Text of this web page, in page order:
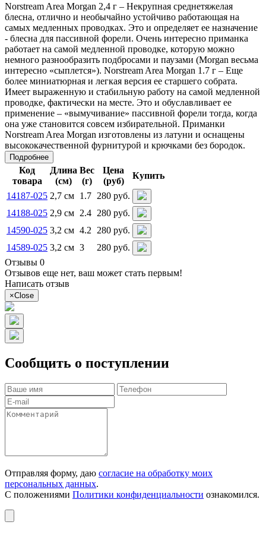
Norstream Area Morgan 2,4 г – Некрупная среднетяжелая
блесна, отлично и необычайно устойчиво работающая на
самых медленных проводках. Это и определяет ее назначение
- блесна для пассивной форели. Очень интересно приманка
работает на самой медленной проводке, которую можно
немного разнообразить подбросами и паузами (Morgan весьма
интересно «сыплется»). Norstream Area Morgan 1.7 г – Еще
более миниатюрная и легкая версия ее старшего собрата.
Имеет выраженную и стабильную работу на самой медленной
проводке, фактически на месте. Это и обуславливает ее
применение – «вымучивание» пассивной форели тогда, когда
она уже становится совсем избирательной. Приманки
Norstream Area Morgan изготовлены из латуни и оснащены
высококачественной фурнитурой и крючками без бородок.
Подробнее
Код
товара
Длина
(см)
Вес
(г)
Цена
(руб)
Купить
14187-025 2,7 см 1.7 280 руб.
14188-025 2,9 см 2.4 280 руб.
14590-025 3,2 см 4.2
280 руб.
14589-025 3,2 см 3
280 руб.
Отзывы 0
Отзывов еще нет, ваш может стать первым!
Написать отзыв
×Close
Сообщить о поступлении
Отправляя форму, даю согласие на обработку моих
персональных данных.
С положениями Политики конфиденциальности ознакомился.